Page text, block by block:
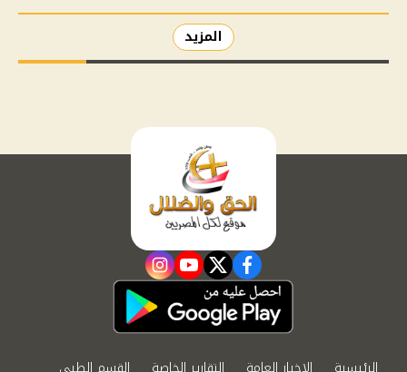
المزيد
facebook
twitter
youtube
instagram